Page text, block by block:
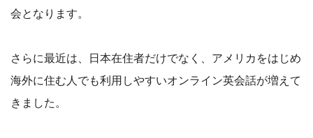
会となります。
さらに最近は、日本在住者だけでなく、アメリカをはじめ
海外に住む人でも利用しやすいオンライン英会話が増えて
きました。